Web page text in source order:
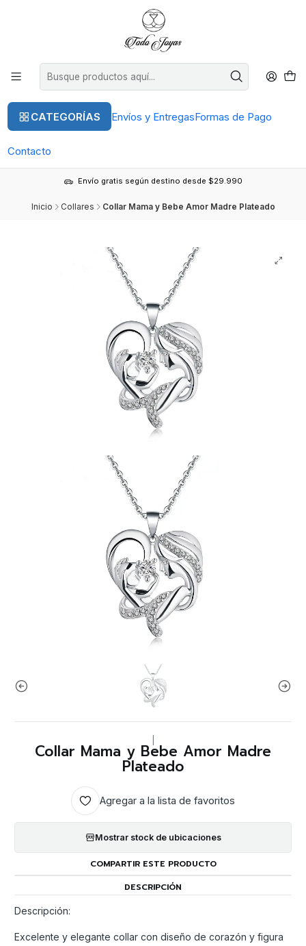
CATEGORÍAS Envíos y EntregasFormas de Pago
Contacto
Envío gratis según destino desde $29.990
Inicio Collares Collar Mama y Bebe Amor Madre Plateado
Collar Mama y Bebe Amor Madre
Plateado
Agregar a la lista de favoritos
Mostrar stock de ubicaciones
COMPARTIR ESTE PRODUCTO
DESCRIPCIÓN
Descripción:
Excelente y elegante collar con diseño de corazón y figura